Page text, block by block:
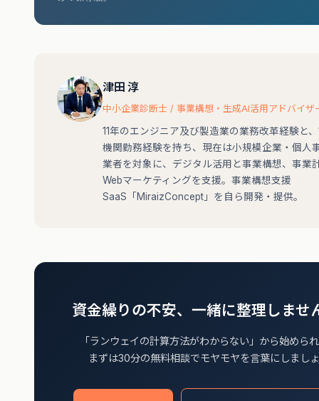
津田 淳
中小企業診断士 / 事業構想・生成AI活用アドバイザ
11年のエンジニア及び製造業の業務改革経験と
機関勤務経験を持ち、現在は小規模企業・個人
業者を対象に、デジタル活用と事業構想、事業
Webマーケティングを支援。事業構想支援
SaaS「MiraizConcept」を自ら開発・提供。
資金繰りの不安、一緒に整理しませ
「ランウェイの計算方法がわからない」から始めら
まずは30分の無料相談でモヤモヤを言葉にしまし